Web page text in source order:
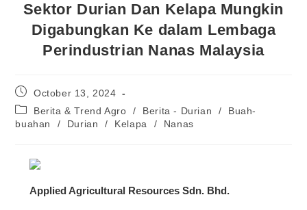
Sektor Durian Dan Kelapa Mungkin
Digabungkan Ke dalam Lembaga
Perindustrian Nanas Malaysia
October 13, 2024
Berita & Trend Agro
/ Berita - Durian /
Buah-
buahan
/ Durian / Kelapa / Nanas
Applied Agricultural Resources Sdn. Bhd.